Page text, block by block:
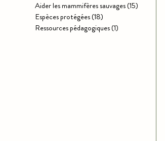
Aider les mammifères sauvages(15)
Espèces protégées(18)
Ressources pédagogiques(1)